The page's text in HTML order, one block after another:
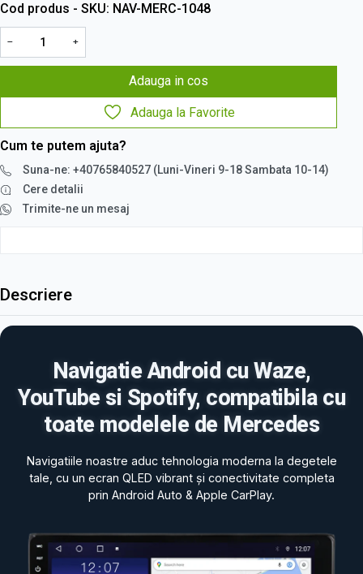
Cod produs - SKU NAV-MERC-1048
− +
Adauga in cos
Adauga la Favorite
Cum te putem ajuta?
Suna-ne: +40765840527 (Luni-Vineri 9-18 Sambata 10-14)
Cere detalii
Trimite-ne un mesaj
Descriere
Navigatie Android cu Waze,
YouTube si Spotify, compatibila cu
toate modelele de Mercedes
Navigatiile noastre aduc tehnologia moderna la degetele
tale, cu un ecran QLED vibrant și conectivitate completa
prin Android Auto & Apple CarPlay.